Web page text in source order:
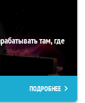
там, где
ПОДРОБНЕЕ